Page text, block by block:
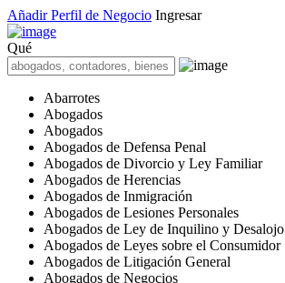
Añadir Perfil de Negocio Ingresar
Qué
Abarrotes
Abogados
Abogados
Abogados de Defensa Penal
Abogados de Divorcio y Ley Familiar
Abogados de Herencias
Abogados de Inmigración
Abogados de Lesiones Personales
Abogados de Ley de Inquilino y Desalojo
Abogados de Leyes sobre el Consumidor
Abogados de Litigación General
Abogados de Negocios